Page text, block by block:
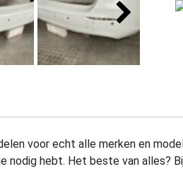
voor echt alle merken en
nodig hebt. Het beste van alles?